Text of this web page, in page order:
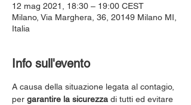
12 mag 2021, 18:30 – 19:00 CEST
Milano, Via Marghera, 36, 20149 Milano MI,
Italia
Info sull'evento
A causa della situazione legata al contagio,
per garantire la sicurezza di tutti ed evitare